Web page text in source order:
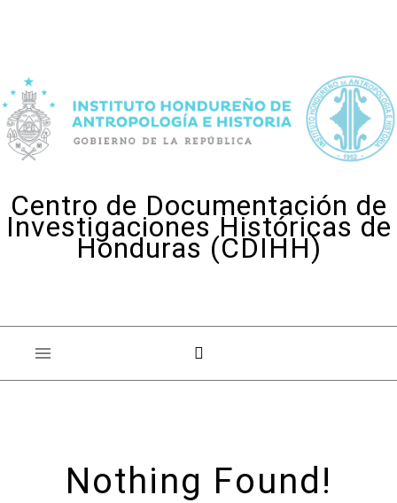
Centro de Documentación de
Investigaciones Históricas de
Honduras (CDIHH)
Nothing Found!